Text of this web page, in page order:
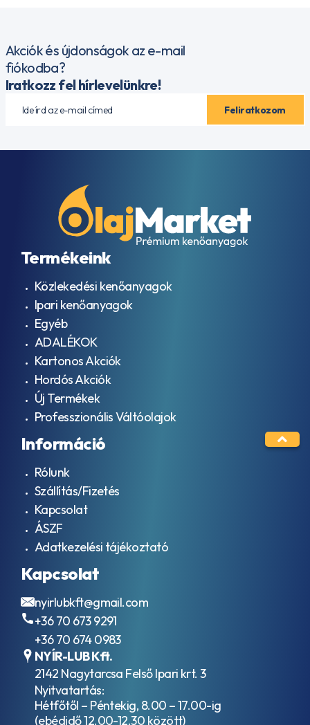
Akciók és újdonságok az e-mail
fiókodba?
Iratkozz fel hírlevelünkre!
Termékeink
Közlekedési kenőanyagok
Ipari kenőanyagok
Egyéb
ADALÉKOK
Kartonos Akciók
Hordós Akciók
Új Termékek
Professzionális Váltóolajok
Információ
Rólunk
Szállítás/Fizetés
Kapcsolat
ÁSZF
Adatkezelési tájékoztató
Kapcsolat
nyirlubkft@gmail.com
+36 70 673 9291
+36 70 674 0983
NYÍR-LUB Kft.
2142 Nagytarcsa Felső Ipari krt. 3
Nyitvatartás:
Hétfőtől – Péntekig, 8.00 – 17.00-ig
(ebédidő 12.00-12.30 között)